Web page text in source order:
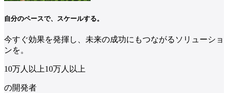
自分のペースで、スケールする。
今すぐ効果を発揮し、未来の成功にもつながるソリューショ
ンを。
10万人 以上10万人 以上
の開発者